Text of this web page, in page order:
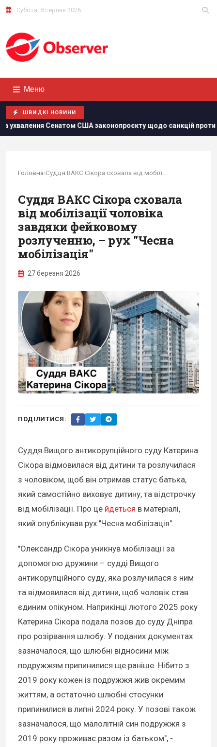
Субота, 8 серпня 2026
Меню
ШВИДКІ НОВИНИ
Сенатом США законопроєкту щодо санкцій проти РФ
Головна›
Суддя ВАКС Сікора сховала
від мобілізації чоловіка
завдяки фейковому
розлученню, – рух "Чесна
мобілізація"
27 березня 2026
ПОДІЛИТИСЯ:
Суддя Вищого антикорупційного суду Катерина
Сікора відмовилася від дитини та розлучилася
з чоловіком, щоб він отримав статус батька,
який самостійно виховує дитину, та відстрочку
від мобілізації. Про це йдеться в матеріалі,
який опублікував рух "Чесна мобілізація".
"Олександр Сікора уникнув мобілізації за
допомогою дружини – судді Вищого
антикорупційного суду, яка розлучилася з ним
та відмовилася від дитини, щоб чоловік став
єдиним опікуном. Наприкінці лютого 2025 року
Катерина Сікора подала позов до суду Дніпра
про розірвання шлюбу. У поданих документах
зазначалося, що шлюбні відносини між
подружжям припинилися ще раніше. Нібито з
2019 року кожен із подружжя жив окремим
життям, а остаточно шлюбні стосунки
припинилися в липні 2024 року. У позові також
зазначалося, що малолітній син подружжя з
2019 року проживає разом із батьком", -